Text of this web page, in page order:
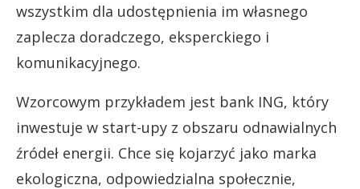
wszystkim dla udostępnienia im własnego
zaplecza doradczego, eksperckiego i
komunikacyjnego.
Wzorcowym przykładem jest bank ING, który
inwestuje w start-upy z obszaru odnawialnych
źródeł energii. Chce się kojarzyć jako marka
ekologiczna, odpowiedzialna społecznie,